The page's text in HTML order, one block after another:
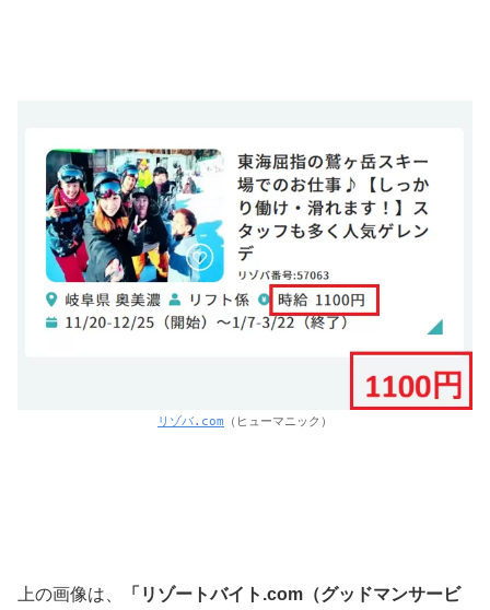
リゾバ.com （ヒューマニック）
上の画像は、 「リゾートバイト.com（グッドマンサービ